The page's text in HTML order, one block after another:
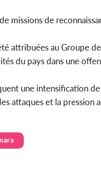
missions de
attribuées au Groupe
du pays dans une
une intensification
attaques et la pression